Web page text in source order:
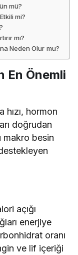
mü?
mi?
mı?
Neden Olur mu?
En Önemli
hızı, hormon
doğrudan
makro besin
açığı
enerjiye
oranı
ve lif içeriği